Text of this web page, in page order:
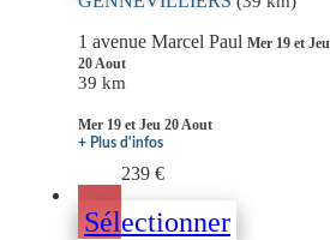
1 avenue Marcel Paul Mer 19 et Jeu
20 Aout
39 km
Mer 19 et Jeu 20 Aout
+ Plus d'infos
239 €
Sélectionner